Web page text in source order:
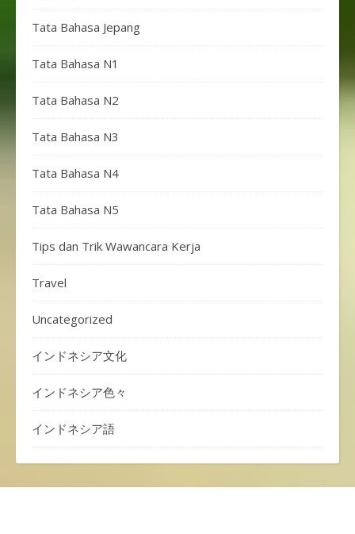
Tata Bahasa Jepang
Tata Bahasa N1
Tata Bahasa N2
Tata Bahasa N3
Tata Bahasa N4
Tata Bahasa N5
Tips dan Trik Wawancara Kerja
Travel
Uncategorized
インドネシア文化
インドネシア色々
インドネシア語